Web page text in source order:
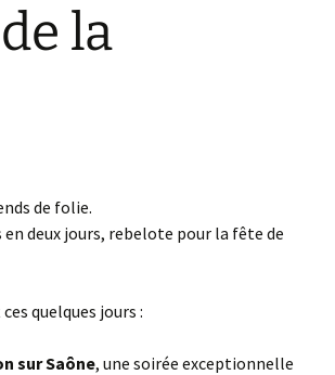
la
de folie.
deux jours, rebelote pour la fête de
quelques jours :
sur Saône, une soirée exceptionnelle